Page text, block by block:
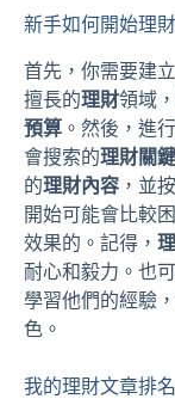
新手如何開始理財
首先，你需要建
擅長的理財領域
預算 。然後，進行
會搜索的理財關
的理財內容 ，並
開始可能會比較
效果的。記得，
耐心和毅力。也
學習他們的經驗
色。
我的理財文章排